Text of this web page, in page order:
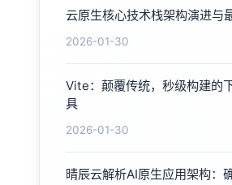
云原生核心技术栈架构演进与
2026-01-30
Vite：颠覆传统，秒级构建的
具
2026-01-30
晴辰云解析AI原生应用架构：